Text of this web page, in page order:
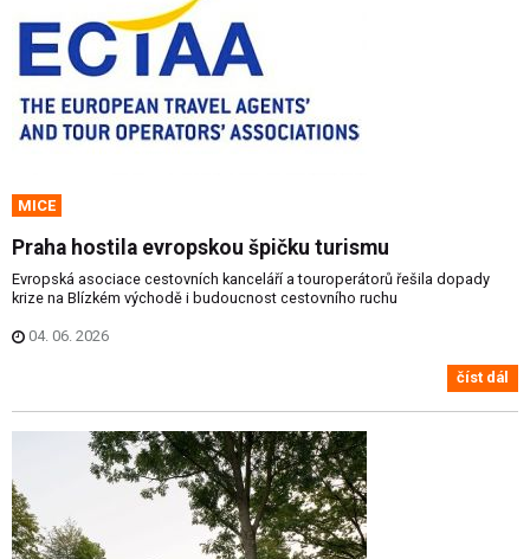
MICE
Praha hostila evropskou špičku turismu
Evropská asociace cestovních kanceláří a touroperátorů řešila dopady
krize na Blízkém východě i budoucnost cestovního ruchu
04. 06. 2026
číst dál